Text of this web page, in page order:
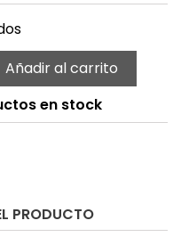
Añadir al carrito
en stock
PRODUCTO